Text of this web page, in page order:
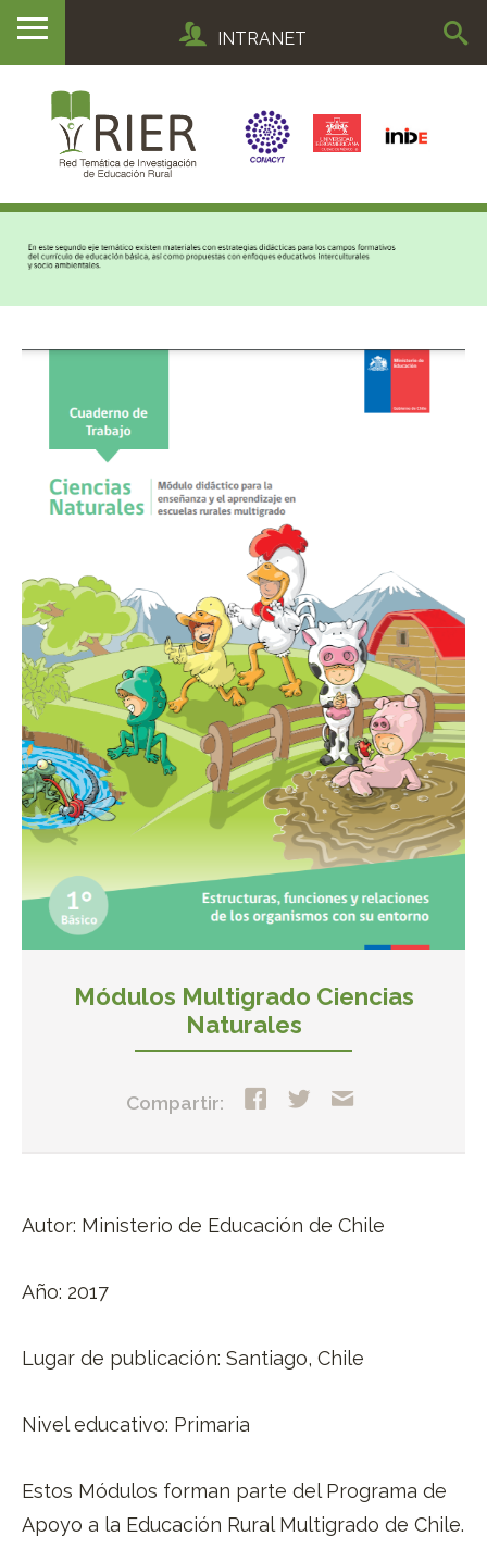
INTRANET
Módulos Multigrado Ciencias
Naturales
Compartir:
Autor: Ministerio de Educación de Chile
Año: 2017
Lugar de publicación: Santiago, Chile
Nivel educativo: Primaria
Estos Módulos forman parte del Programa de
Apoyo a la Educación Rural Multigrado de Chile.